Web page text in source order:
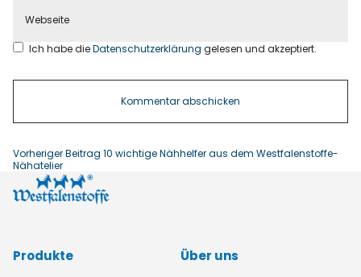
Ich habe dieDatenschutzerklärunggelesen und akzeptiert.
Vorheriger Beitrag 10 wichtige Nähhelfer aus dem Westfalenstoffe-
Nähatelier
Produkte Über uns